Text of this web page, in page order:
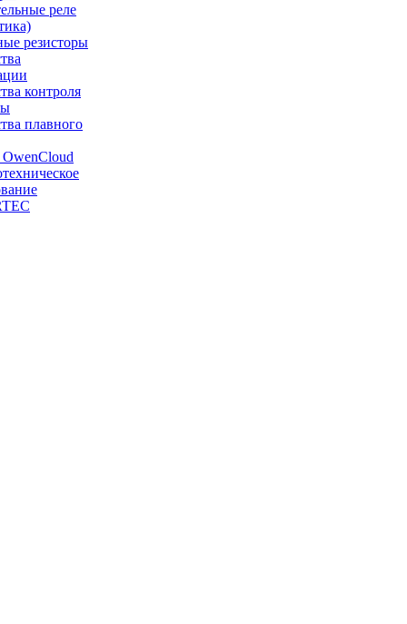
реле
резисторы
контроля
плавного